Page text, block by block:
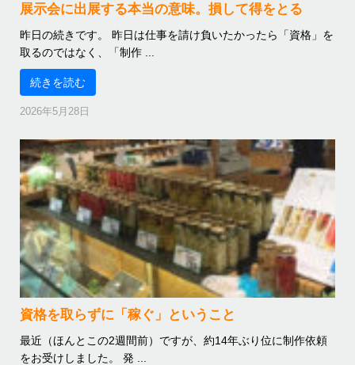
展示会に出展する本当の意味。損して得をとる
昨日の続きです。 昨日は仕事を請け負いたかったら「資格」を
取るのではなく、「制作 ...
続きを読む
2026年5月28日
資格を取らずに「稼ぐ」ということ
最近（ほんとこの2週間前）ですが、約14年ぶり位に制作依頼
をお受けしました。 発 ...